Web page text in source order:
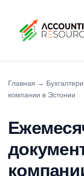
Главная →
компании в Эстонии